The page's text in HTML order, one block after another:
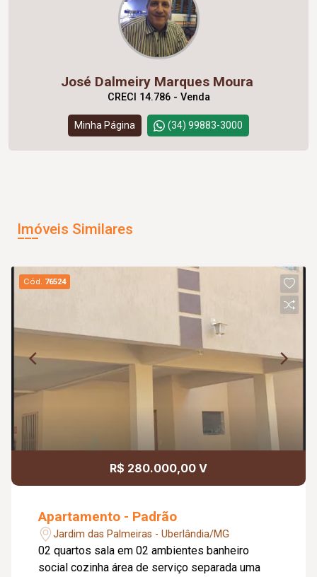
José Dalmeiry Marques Moura
CRECI 14.786 - Venda
Minha Página (34) 99883-3000
Imóveis Similares
Cód. 76524
R$ 280.000,00 V
Apartamento - Padrão
Jardim das Palmeiras - Uberlândia/MG
02 quartos sala em 02 ambientes banheiro
social cozinha área de serviço separada uma